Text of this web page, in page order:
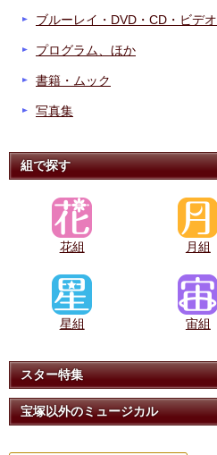
ブルーレイ・DVD・CD・ビデオ
プログラム、ほか
書籍・ムック
写真集
組で探す
花組 月組
星組 宙組
スター特集
宝塚以外のミュージカル